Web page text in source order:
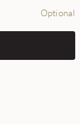
Optional